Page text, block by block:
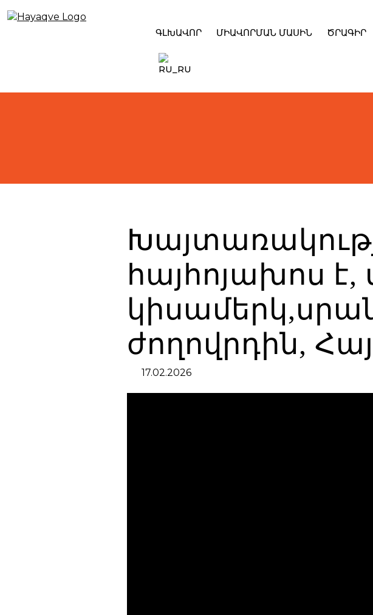
to
ԳԼԽԱՎՈՐ ՄԻԱՎՈՐՄԱՆ ՄԱՍԻՆ ԾՐԱԳԻՐ
հայհոյախոս է,
ժողովրդին,
17.02.2026